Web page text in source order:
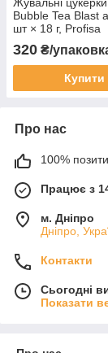
Bubble Tea Blast
шт × 18 г, Profisa
320 ₴/
Купити
Про нас
100%
Працює з
м. Дніпро
Дніпро,
Контакти
Сьогодні
Показати